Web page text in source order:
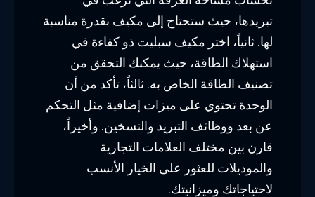
تبريدها، حيث ستحتاج إلى مكيف بقدرة مناسبة
لها. ثانياً، اختر مكيف سبليت ذو كفاءة في
استهلاك الطاقة، حيث يمكنك التحقق من
تصنيف الطاقة الخاص به. ثالثاً، تأكد من أن
الوحدة تحتوي على ميزات إضافية مثل التحكم
عن بعد ووظائف التبريد والتسخين. وأخيراً،
قارن بين مختلف العلامات التجارية
والموديلات للعثور على الخيار الأنسب
لاحتياجاتك وميزانيتك.